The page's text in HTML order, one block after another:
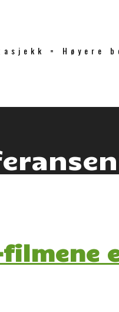
= Høyere
filmene